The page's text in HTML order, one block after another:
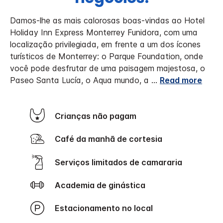
Damos-lhe as mais calorosas boas-vindas ao Hotel
Holiday Inn Express Monterrey Funidora, com uma
localização privilegiada, em frente a um dos ícones
turísticos de Monterrey: o Parque Foundation, onde
você pode desfrutar de uma paisagem majestosa, o
Paseo Santa Lucía, o Aqua mundo, a ... Read more
Crianças não pagam
Café da manhã de cortesia
Serviços limitados de camararia
Academia de ginástica
Estacionamento no local